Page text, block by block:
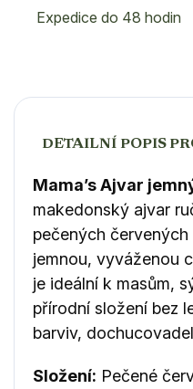
Expedice do 48 hodin
DETAILNÍ POPIS
Mama’s Ajvar
makedonský ajvar
pečených
jemnou, vyváženou
je ideální k masům,
přírodní složení bez
barviv,
Složení: Pečené